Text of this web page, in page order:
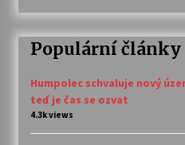
Populární články
Humpolec schvaluje nový
teď je čas se ozvat
4.3k views